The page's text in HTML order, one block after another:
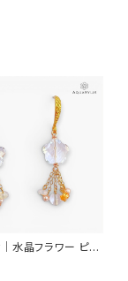
水晶フラワー ピア
ドフィルド／ステ